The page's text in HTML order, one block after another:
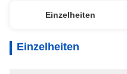
Einzelheiten
Einzelheiten